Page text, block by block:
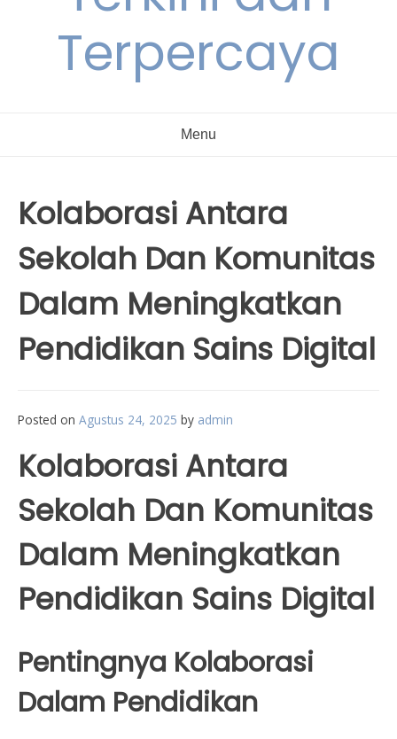
Terpercaya
Menu
Kolaborasi Antara
Sekolah Dan Komunitas
Dalam Meningkatkan
Pendidikan Sains Digital
Posted on Agustus 24, 2025 by admin
Kolaborasi Antara
Sekolah Dan Komunitas
Dalam Meningkatkan
Pendidikan Sains Digital
Pentingnya Kolaborasi
Dalam Pendidikan